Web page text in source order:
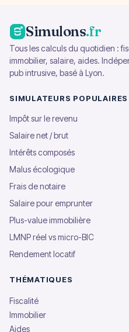
Simulons.fr
Tous les calculs du quotidien :
immobilier, salaire, aides.
pub intrusive, basé à Lyon.
SIMULATEURS POPULAIRES
Impôt sur le revenu
Salaire net / brut
Intérêts composés
Malus écologique
Frais de notaire
Salaire pour emprunter
Plus-value immobilière
LMNP réel vs micro-BIC
Rendement locatif
THÉMATIQUES
Fiscalité
Immobilier
Aides